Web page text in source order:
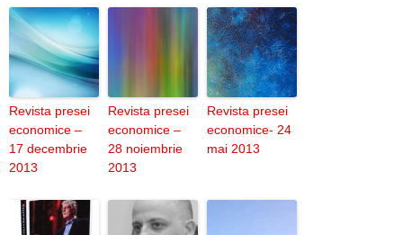
Revista presei
economice –
17 decembrie
2013
Revista presei
economice –
28 noiembrie
2013
Revista presei
economice- 24
mai 2013